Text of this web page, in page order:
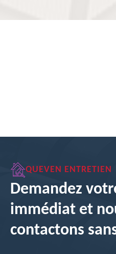
QUEVEN ENTRETIEN
Demandez
immédiat et
contactons